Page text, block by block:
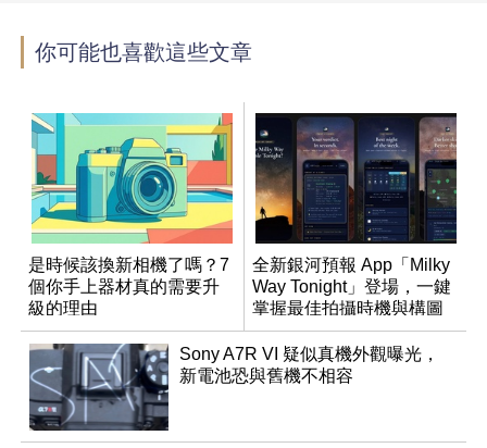
你可能也喜歡這些文章
是時候該換新相機了嗎？7
個你手上器材真的需要升
級的理由
全新銀河預報 App「Milky
Way Tonight」登場，一鍵
掌握最佳拍攝時機與構圖
Sony A7R VI 疑似真機外觀曝光，
新電池恐與舊機不相容